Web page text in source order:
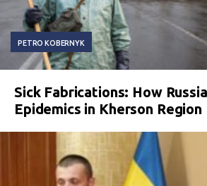
PETRO KOBERNYK
Sick Fabrications: How
Epidemics in Kherson Region